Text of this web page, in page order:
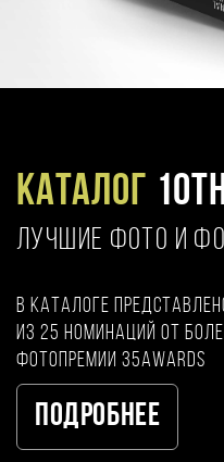
Каталог
ЛУЧШИЕ ФОТО И
В каталоге
из 25 номинаций от
фотопремии 35AWARDS
Подробнее